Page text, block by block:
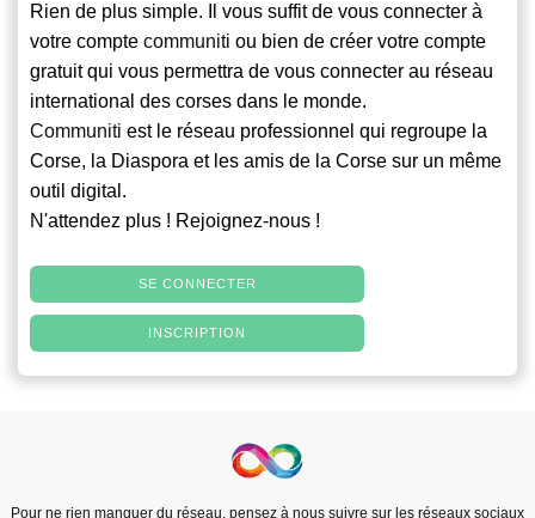
Rien de plus simple. Il vous suffit de vous connecter à
votre compte communiti ou bien de créer votre compte
gratuit qui vous permettra de vous connecter au réseau
international des corses dans le monde.
Communiti est le réseau professionnel qui regroupe la
Corse, la Diaspora et les amis de la Corse sur un même
outil digital.
N'attendez plus ! Rejoignez-nous !
SE CONNECTER
INSCRIPTION
Pour ne rien manquer du réseau, pensez à nous suivre sur les réseaux sociaux